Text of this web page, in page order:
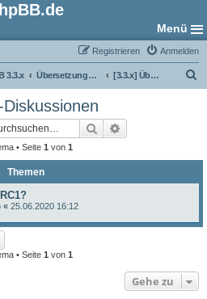
Menü
Anmelden
Registrieren
3.3.x Übersetzungs-Foren [3.3.x] Übersetzungs-Diskussionen
Suche
• Seite 1 von 1
Themen
« 25.06.2020 16:12
• Seite 1 von 1
Gehe zu